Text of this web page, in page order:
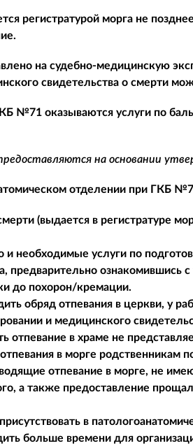
регистратурой морга не
на судебно-медицинскую
свидетельства о смерти
№71 оказываются услуги по
на основании
отделении при ГКБ
(выдается в регистратуре
и необходимые услуги по
предварительно ознакомившись
до похорон/кремации.
обряд отпевания в церкви, у
и медицинского
отпевание в храме не
в морге
отпевание в морге, не
а также предоставление
в
больше времени для